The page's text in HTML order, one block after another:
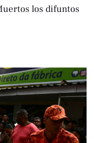
los difuntos